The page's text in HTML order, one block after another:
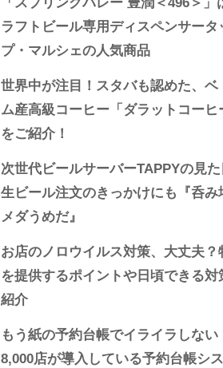
「スプリングバレー 豊潤＜496＞」
ラフトビール専用ディスペンサータ
プ・マルシェの人気商品
世界中が注目！スタバも認めた、ベ
ム産高級コーヒー「ダラットコーヒ
をご紹介！
次世代ビールサーバーTAPPYの見
生ビール注文のきっかけにも『呑み
メダうめだ』
お店のノロウイルス対策、大丈夫？
を提供するポイントや日頃できる対
紹介
もう紙の予約台帳でイライラしない
8,000店が導入している予約台帳シ